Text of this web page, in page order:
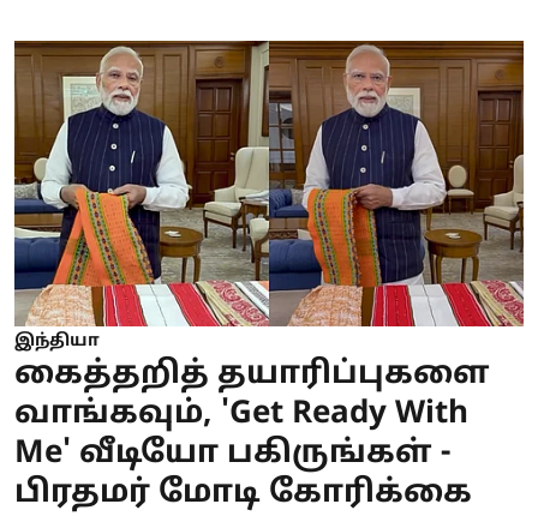
இந்தியா
கைத்தறித் தயாரிப்புகளை
வாங்கவும், 'Get Ready With
Me' வீடியோ பகிருங்கள் -
பிரதமர் மோடி கோரிக்கை